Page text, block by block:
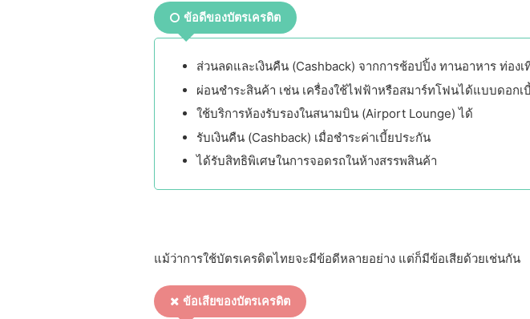
ข้อดีของบัตรเครดิต
ส่วนลดและเงินคืน (Cashback) จากการช้อปปิ้ง ทานอาหาร ท่อง
ผ่อนชำระสินค้า เช่น เครื่องใช้ไฟฟ้าหรือสมาร์ทโฟนได้แบบดอกเ
ใช้บริการห้องรับรองในสนามบิน (Airport Lounge) ได้
รับเงินคืน (Cashback) เมื่อชำระค่าเบี้ยประกัน
ได้รับสิทธิพิเศษในการจอดรถในห้างสรรพสินค้า
แม้ว่าการใช้บัตรเครดิตไทยจะมีข้อดีหลายอย่าง แต่ก็มีข้อเสียด้วยเช่นกัน
ข้อเสียของบัตรเครดิต